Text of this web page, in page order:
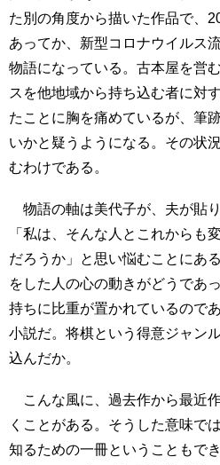
た別の角度から描いた作品で、
あってか、新型コロナウイルス
物語になっている。古本屋を営
スを他地域から持ち込む者に対
たことに胸を痛めているが、筆
いかと疑うようになる。その状
むわけである。
物語の軸は美代子が、夫が貼
「私は、そんな人とこれからも
だろうか」と思い悩むことにあ
をした人の心の動きがどうであ
持ちに比重が置かれているので
小説だ。将棋という得意ジャン
込んだか。
こんな風に、過去作から最近
くことがある。そうした意味で
知るための一冊ということもで